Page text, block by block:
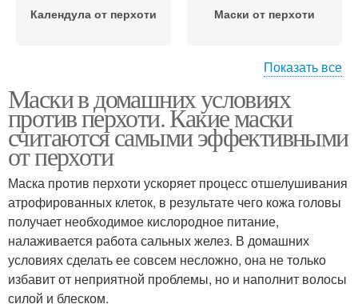
Календула от перхоти Маски от перхоти
Условия с яйцом Рецепты от перхоти
Масло от перхоти Травы от перхоти
Отвар от перхоти Луки от перхоти
Показать все
Маски в домашних условиях
против перхоти. Какие маски
считаются самыми эффективными
от перхоти
Маска против перхоти ускоряет процесс отшелушивания
атрофированных клеток, в результате чего кожа головы
получает необходимое кислородное питание,
налаживается работа сальных желез. В домашних
условиях сделать ее совсем несложно, она не только
избавит от неприятной проблемы, но и наполнит волосы
силой и блеском.